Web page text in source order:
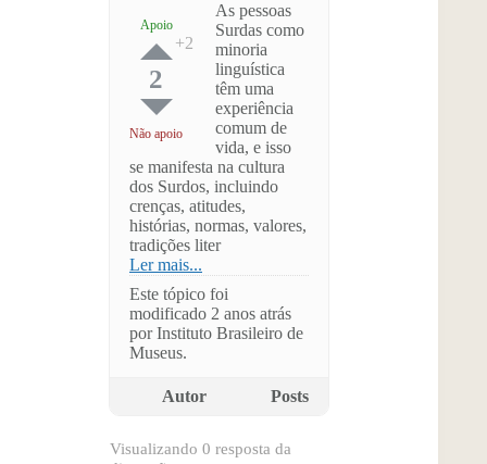
Apoio
2
Não apoio
As pessoas
Surdas como
minoria
linguística
têm uma
experiência
comum de
vida, e isso
se manifesta na cultura
dos Surdos, incluindo
crenças, atitudes,
histórias, normas, valores,
tradições liter
Ler mais...
Este tópico foi
modificado 2 anos atrás
por Instituto Brasileiro de
Museus.
Autor Posts
Visualizando 0 resposta da